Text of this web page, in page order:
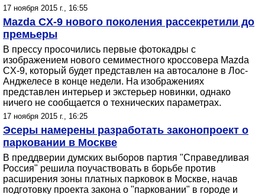
17 ноября 2015 г., 16:55
Mazda CX-9 нового поколения рассекретили до
премьеры
В прессу просочились первые фотокадры с
изображением нового семиместного кроссовера Mazda
CX-9, который будет представлен на автосалоне в Лос-
Анджелесе в конце недели. На изображениях
представлен интерьер и экстерьер новинки, однако
ничего не сообщается о технических параметрах.
17 ноября 2015 г., 16:25
Эсеры намерены разработать законопроект о
парковании в Москве
В преддверии думских выборов партия "Справедливая
Россия" решила поучаствовать в борьбе против
расширения зоны платных парковок в Москве, начав
подготовку проекта закона о "парковании" в городе и